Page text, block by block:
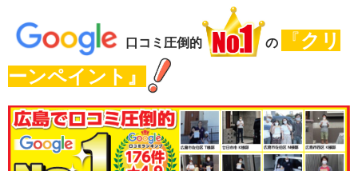
口コミ圧倒的 の 『クリ
ーンペイント』